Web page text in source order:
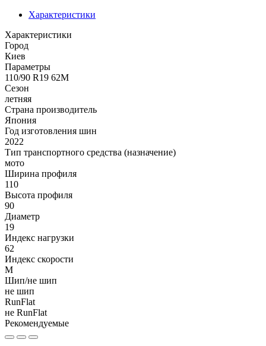
Характеристики
Характеристики
Город
Киев
Параметры
110/90 R19 62M
Сезон
летняя
Страна производитель
Япония
Год изготовления шин
2022
Тип транспортного средства (назначение)
мото
Ширина профиля
110
Высота профиля
90
Диаметр
19
Индекс нагрузки
62
Индекс скорости
M
Шип/не шип
не шип
RunFlat
не RunFlat
Рекомендуемые